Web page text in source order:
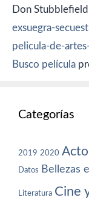
Don Stubblefield
exsuegra-
pelicula-de-
Busco película
Categorías
2019 2020
Datos Bellezas
Literatura Cine